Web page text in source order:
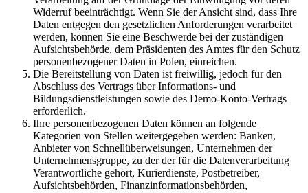
Widerruf beeinträchtigt. Wenn Sie der Ansicht sind, dass Ihre
Daten entgegen den gesetzlichen Anforderungen verarbeitet
werden, können Sie eine Beschwerde bei der zuständigen
Aufsichtsbehörde, dem Präsidenten des Amtes für den Schutz
personenbezogener Daten in Polen, einreichen.
Die Bereitstellung von Daten ist freiwillig, jedoch für den
Abschluss des Vertrags über Informations- und
Bildungsdienstleistungen sowie des Demo-Konto-Vertrags
erforderlich.
Ihre personenbezogenen Daten können an folgende
Kategorien von Stellen weitergegeben werden: Banken,
Anbieter von Schnellüberweisungen, Unternehmen der
Unternehmensgruppe, zu der der für die Datenverarbeitung
Verantwortliche gehört, Kurierdienste, Postbetreiber,
Aufsichtsbehörden, Finanzinformationsbehörden,